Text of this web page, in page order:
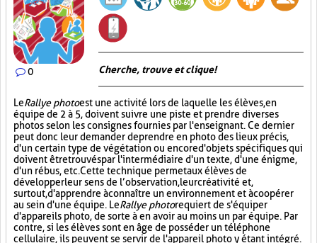
0 Cherche, trouve et clique !
LeRallye photoest une activité lors de laquelle les élèves, en
équipe de 2 à 5, doivent suivre une piste et prendre diverses
photos selon les consignes fournies par l'enseignant. Ce dernier
peut donc leur demander de prendre en photo des lieux précis,
d'un certain type de végétation ou encore d'objets spécifiques qui
doivent être trouvés par l'intermédiaire d'un texte, d'une énigme,
d'un rébus, etc. Cette technique permet aux élèves de
développer leur sens de l’observation, leur créativité et,
surtout, d'apprendre à connaître un environnement et à coopérer
au sein d'une équipe. LeRallye photorequiert de s'équiper
d'appareils photo, de sorte à en avoir au moins un par équipe. Par
contre, si les élèves sont en âge de posséder un téléphone
cellulaire, ils peuvent se servir de l'appareil photo y étant intégré.